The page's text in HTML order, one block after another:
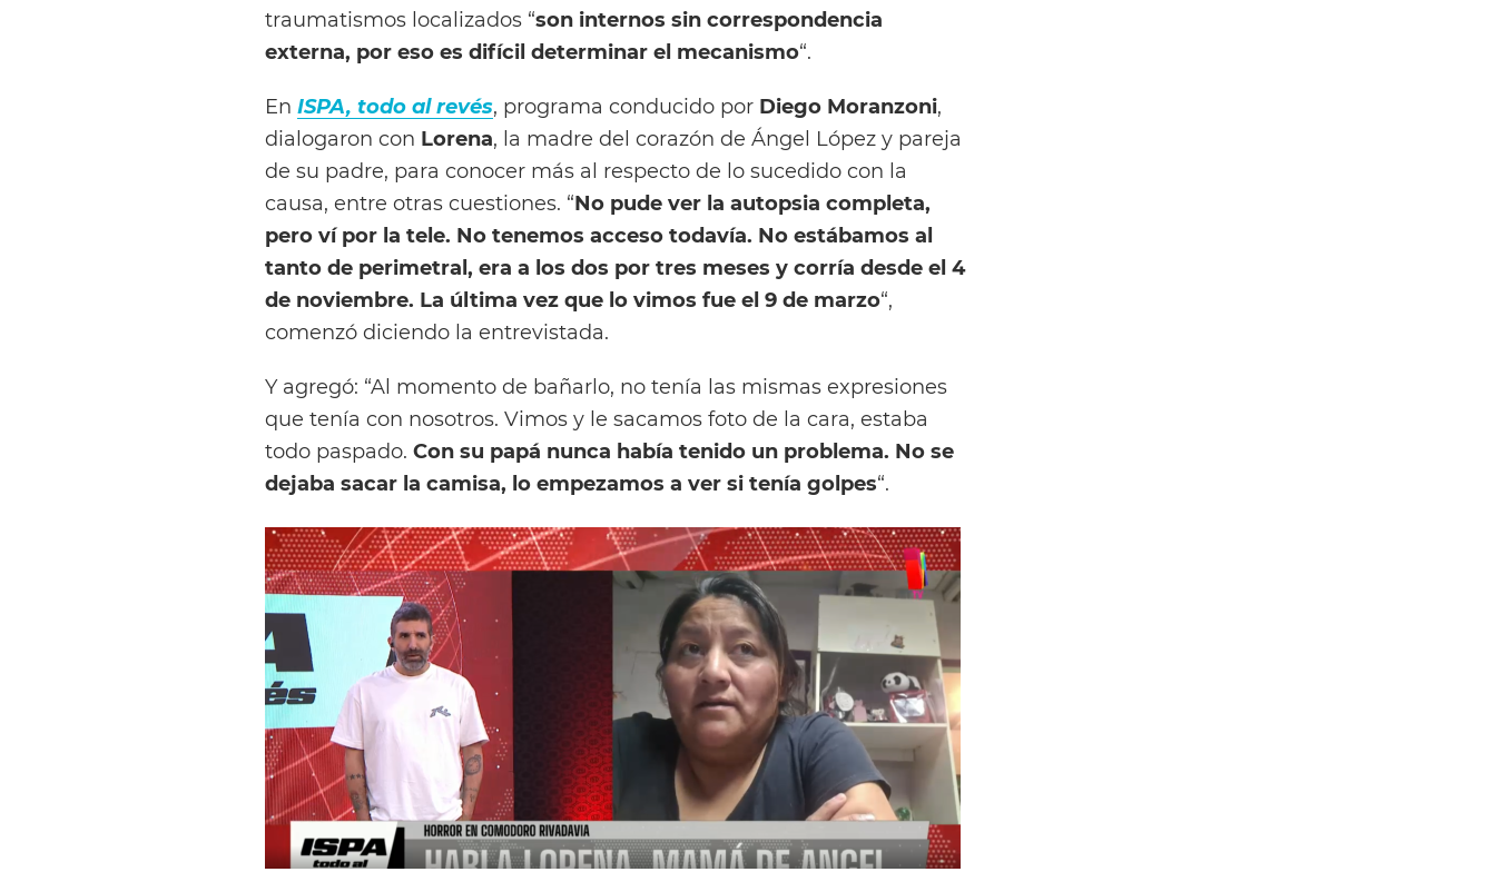
traumatismos localizados “son internos sin correspondencia
externa, por eso es difícil determinar el mecanismo“.
En ISPA, todo al revés, programa conducido por Diego Moranzoni,
dialogaron con Lorena, la madre del corazón de Ángel López y pareja
de su padre, para conocer más al respecto de lo sucedido con la
causa, entre otras cuestiones. “No pude ver la autopsia completa,
pero ví por la tele. No tenemos acceso todavía. No estábamos al
tanto de perimetral, era a los dos por tres meses y corría desde el 4
de noviembre. La última vez que lo vimos fue el 9 de marzo“,
comenzó diciendo la entrevistada.
Y agregó: “Al momento de bañarlo, no tenía las mismas expresiones
que tenía con nosotros. Vimos y le sacamos foto de la cara, estaba
todo paspado. Con su papá nunca había tenido un problema. No se
dejaba sacar la camisa, lo empezamos a ver si tenía golpes“.